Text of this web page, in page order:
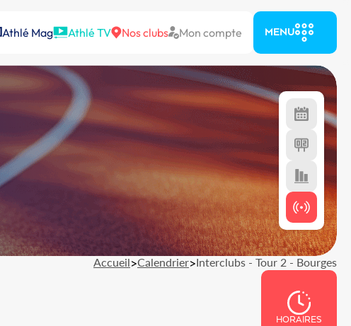
Athlé Mag Athlé TV Nos clubs Mon compte MENU
Accueil>Calendrier>Interclubs - Tour 2 - Bourges
HORAIRES